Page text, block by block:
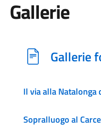
Gallerie
Gallerie
Il via alla Natalonga
Sopralluogo al